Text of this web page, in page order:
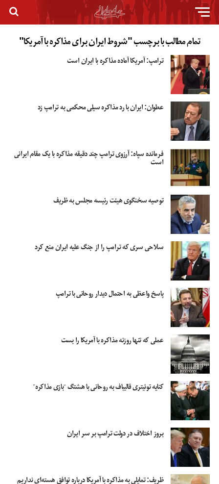
تمام مطالب با برچسب "شروط ایران برای مذاکره با آمریکا"
ترامپ: آمریکا آماده مذاکره با ایران است
عطوان: ایران با رد مذاکره سیلی محکمی به ترامپ زد
فرمانده سپاه: آرزوی ترامپ چند دقیقه مذاکره با یک مقام ایرانی
است
توصیه سخنگوی هیئت رئیسه مجلس به ظریف
سلاحی سری که ترامپ را از جنگ علیه ایران منع کرد
پاسخ واعظی به احتمال دیدار روحانی با ترامپ
عملی که تنها روزنه مذاکره با آمریکا را بست
کنایه توئیتری قالیباف به روحانی با هشتگ “بازی مذاکره”
بروز اختلاف در دولت ترامپ بر سر ایران
ظریف: تمایلی به مذاکره با آمریکا درباره توافق هسته‌ای نداریم